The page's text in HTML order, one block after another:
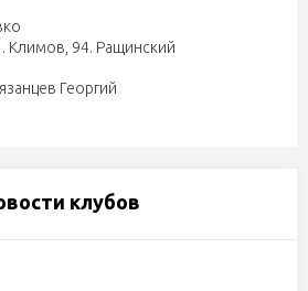
Климов 94. Ращинский
Георгий
клубов